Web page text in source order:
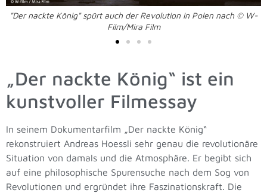
"Der nackte König" spürt auch der Revolution in Polen nach © W-
Film/Mira Film
„Der nackte König“ ist ein
kunstvoller Filmessay
In seinem Dokumentarfilm „Der nackte König“
rekonstruiert Andreas Hoessli sehr genau die revolutionäre
Situation von damals und die Atmosphäre. Er begibt sich
auf eine philosophische Spurensuche nach dem Sog von
Revolutionen und ergründet ihre Faszinationskraft. Die